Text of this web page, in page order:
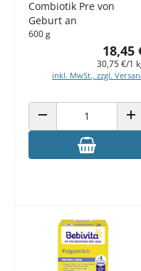
Combiotik Pre von
Geburt an
600 g
18,45
30,75 €/1
inkl. MwSt., zzgl.
ANZAHL VERRINGERN